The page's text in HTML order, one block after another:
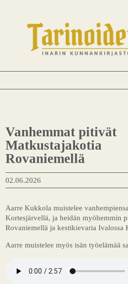
Vanhemmat pitivät
Matkustajakotia
Rovaniemellä
02.06.2026
Aarre Kukkola muistelee
Kortesjärvellä, ja heidän myöhemmin
Rovaniemellä ja kestikievaria Ivalossa
Aarre muistelee myös isän työelämää